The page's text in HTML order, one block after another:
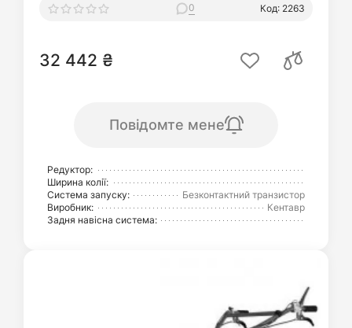
0 Код: 2263
32 442 ₴
Повідомте мене
Редуктор:
Ширина колії:
Система запуску:
Безконтактний транзистор
Виробник:
Кентавр
Задня навісна система: